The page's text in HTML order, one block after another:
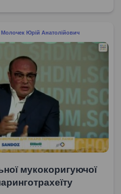
Юрій Анатолійович
мукокоригуючої